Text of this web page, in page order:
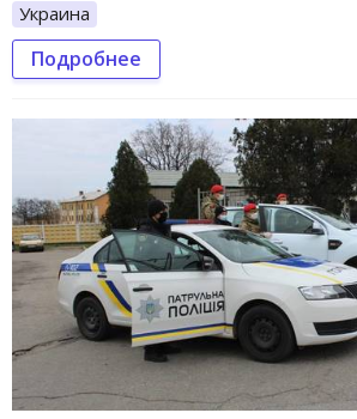
Украина
Подробнее